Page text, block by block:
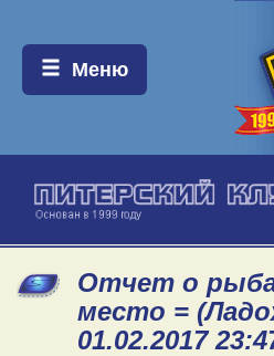
Меню:
Меню
Отчет о
место =
01.02.2017